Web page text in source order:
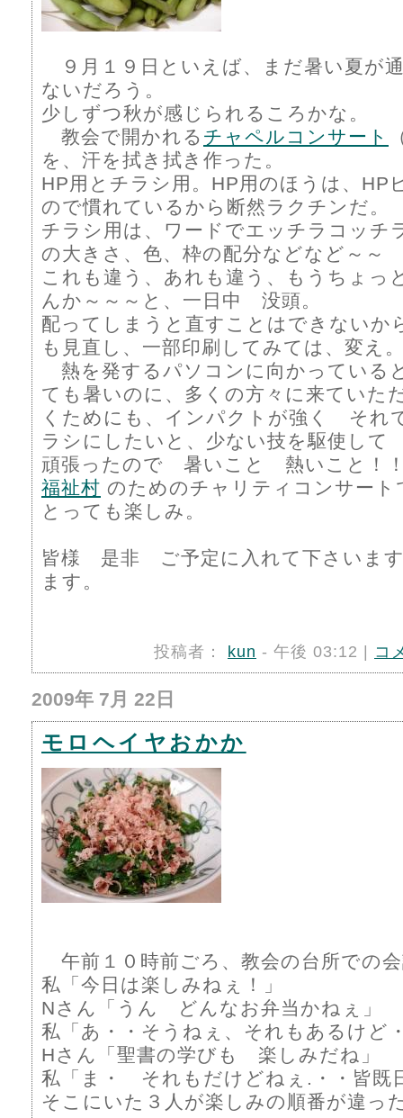
９月１９日といえば、まだ暑い夏が
ないだろう。
少しずつ秋が感じられるころかな。
教会で開かれる チャペルコンサート
を、汗を拭き拭き作った。
HP用とチラシ用。HP用のほうは、HP
ので慣れているから断然ラクチンだ。
チラシ用は、ワードでエッチラコッチ
の大きさ、色、枠の配分などなど～～
これも違う、あれも違う、もうちょっ
んか～～～と、一日中 没頭。
配ってしまうと直すことはできないか
も見直し、一部印刷してみては、変え
熱を発するパソコンに向かっている
ても暑いのに、多くの方々に来ていた
くためにも、インパクトが強く それ
ラシにしたいと、少ない技を駆使して
頑張ったので 暑いこと 熱いこと！
福祉村 のためのチャリティコンサート
とっても楽しみ。
皆様 是非 ご予定に入れて下さいま
ます。
投稿者： kun - 午後 03:12 | コ
2009年 7月 22日
モロヘイヤおかか
午前１０時前ごろ、教会の台所での
私「今日は楽しみねぇ！」
Nさん「うん どんなお弁当かねぇ」
私「あ・・そうねぇ、それもあるけど
Hさん「聖書の学びも 楽しみだね」
私「ま・ それもだけどねぇ.・・皆既
そこにいた３人が楽しみの順番が違っ